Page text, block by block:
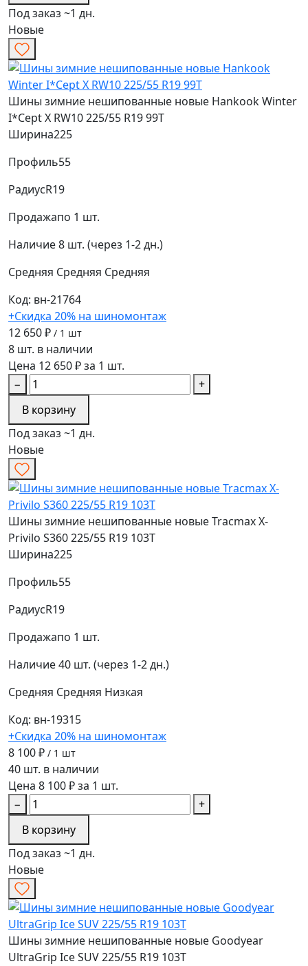
Под заказ ~1 дн.
Новые
Шины зимние нешипованные новые Hankook Winter
I*Cept X RW10 225/55 R19 99T
Ширина225
Профиль55
РадиусR19
Продажапо 1 шт.
Наличие8 шт. (через 1-2 дн.)
Средняя Средняя Средняя
Код: вн-21764
+Скидка 20% на шиномонтаж
12 650 ₽ / 1 шт
8 шт. в наличии
Цена 12 650 ₽ за 1 шт.
−
+
В корзину
Под заказ ~1 дн.
Новые
Шины зимние нешипованные новые Tracmax X-
Privilo S360 225/55 R19 103T
Ширина225
Профиль55
РадиусR19
Продажапо 1 шт.
Наличие40 шт. (через 1-2 дн.)
Средняя Средняя Низкая
Код: вн-19315
+Скидка 20% на шиномонтаж
8 100 ₽ / 1 шт
40 шт. в наличии
Цена 8 100 ₽ за 1 шт.
−
+
В корзину
Под заказ ~1 дн.
Новые
Шины зимние нешипованные новые Goodyear
UltraGrip Ice SUV 225/55 R19 103T